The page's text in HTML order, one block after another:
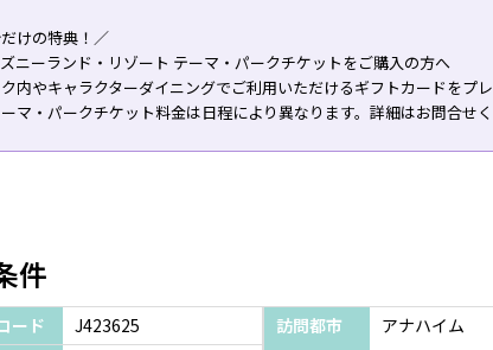
けの特典！／
ニーランド・リゾート テーマ・パークチケットをご購入の方へ
内やキャラクターダイニングでご利用いただけるギフトカードをプレ
マ・パークチケット料金は日程により異なります。詳細はお問合せく
件
ード
J423625
訪問都市 アナハイム